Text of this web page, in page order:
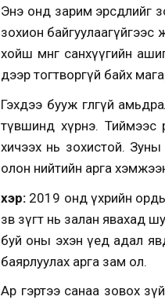
Энэ онд зарим эрсдлийг
зохион
хойш мөнгө санхүүгийн
дээр тогтворгүй байх
Гэхдээ бууж өгөлгүй
түвшинд хүрнэ. Тиймээс
хичээх нь зохистой.
олон нийтийн арга
Үхэр: 2019 онд үхрийн
зөв зүгт нь залан явахад
буй оны эхэн үед адал
баярлуулах арга зам ол.
Ар гэртээ санаа зовох